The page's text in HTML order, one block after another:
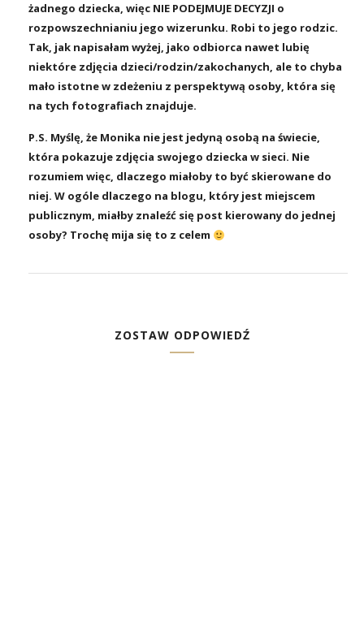
żadnego dziecka, więc NIE PODEJMUJE DECYZJI o
rozpowszechnianiu jego wizerunku. Robi to jego rodzic.
Tak, jak napisałam wyżej, jako odbiorca nawet lubię
niektóre zdjęcia dzieci/rodzin/zakochanych, ale to chyba
mało istotne w zdeżeniu z perspektywą osoby, która się
na tych fotografiach znajduje.
P.S. Myślę, że Monika nie jest jedyną osobą na świecie,
która pokazuje zdjęcia swojego dziecka w sieci. Nie
rozumiem więc, dlaczego miałoby to być skierowane do
niej. W ogóle dlaczego na blogu, który jest miejscem
publicznym, miałby znaleźć się post kierowany do jednej
osoby? Trochę mija się to z celem
ZOSTAW ODPOWIEDŹ